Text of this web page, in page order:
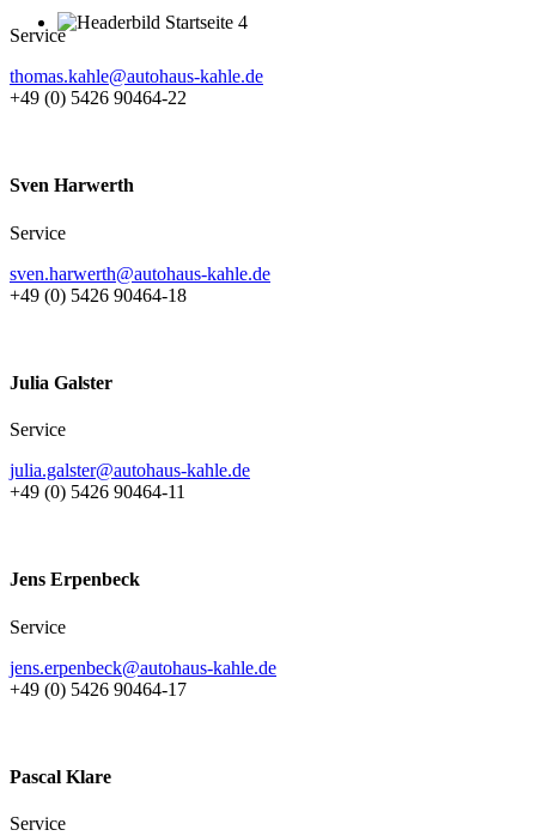
Service
thomas.kahle@autohaus-kahle.de
+49 (0) 5426 90464-22
Sven Harwerth
Service
sven.harwerth@autohaus-kahle.de
+49 (0) 5426 90464-18
Julia Galster
Service
julia.galster@autohaus-kahle.de
+49 (0) 5426 90464-11
Jens Erpenbeck
Service
jens.erpenbeck@autohaus-kahle.de
+49 (0) 5426 90464-17
Pascal Klare
Service